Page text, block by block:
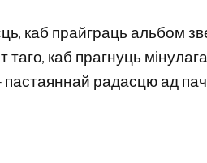
каб прайграць альбом
таго, каб прагнуць
радасцю ад